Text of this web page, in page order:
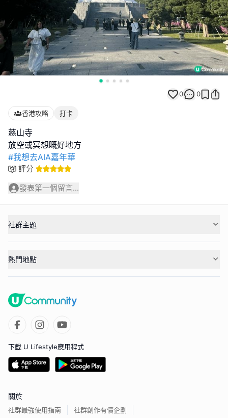
0 0
香港攻略 打卡
慈山寺
#我想去AIA嘉年華
評分
發表第一個留言...
社群主題
熱門地點
下載 U Lifestyle應用程式
關於
社群最強使用指南 社群創作有價企劃